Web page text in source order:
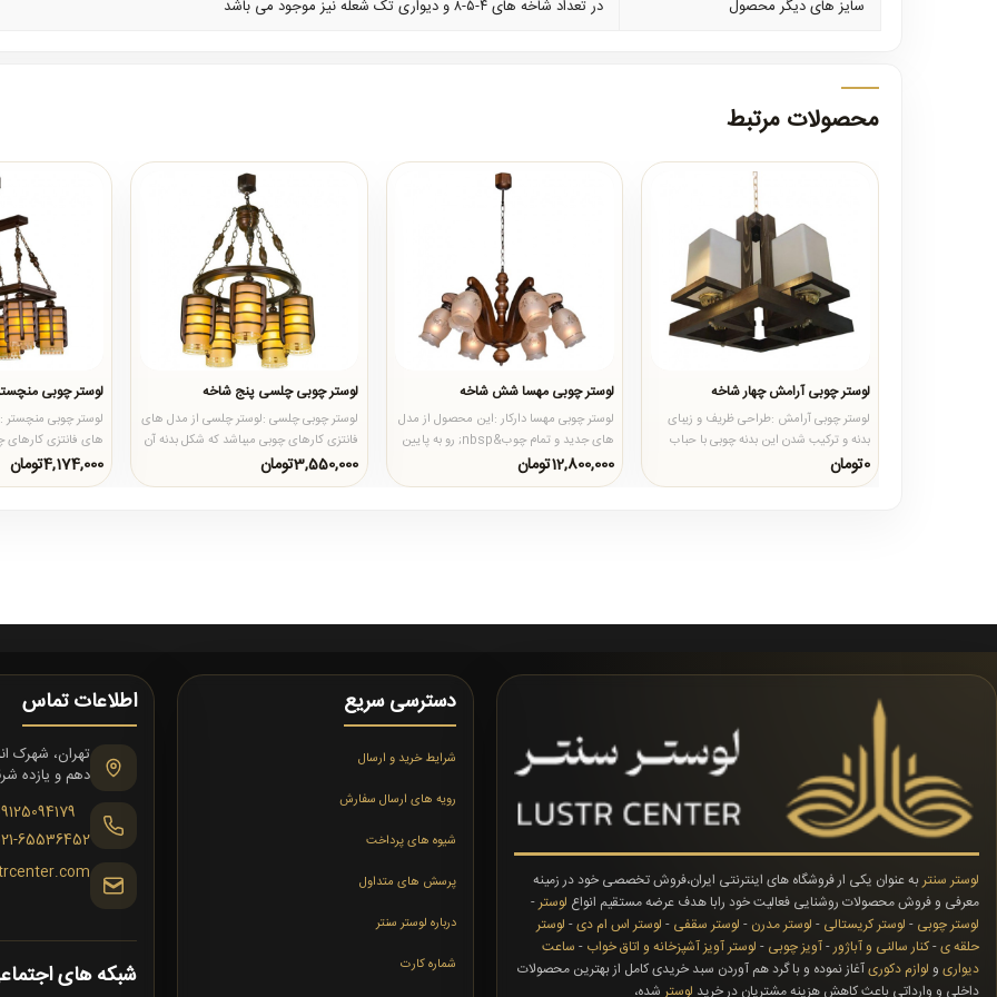
سایز های دیگر محصول
در تعداد شاخه های ۴-۵-۸ و دیواری تک شعله نیز موجود می باشد
محصولات مرتبط
لوستر چوبی آرامش چهار شاخه
لوستر چوبی آرامش :طراحی ظریف و زیبای
بدنه و ترکیب شدن این بدنه چوبی با حباب
های مربع شکل نظم و هماهن..
0تومان
لوستر چوبی مهسا شش شاخه
لوستر چوبی مهسا دارکار :این محصول از مدل
های جدید و تمام چوب&nbsp; رو به پایین
کارهای چوبی میباشد که..
12,800,000تومان
لوستر چوبی چلسی پنج شاخه
لوستر چوبی چلسی :لوستر چلسی از مدل های
فانتزی کارهای چوبی میباشد که شکل بدنه آن
به صورت گرد طراحی شد..
3,550,000تومان
لوستر چوبی
لوستر چوبی منچستر
های فانتزی
بدنه آن به صورت
4,174,000تومان
لوستر سنتربه عنوان یکی ار فروشگاه های اینترنتی ایران،فروش تخصصی خود در زمینه
معرفی و فروش محصولات روشنایی فعالیت خود رابا هدف عرضه مستقیم انواع لوستر-
لوستر چوبی - لوستر کریستالی - لوستر مدرن - لوستر سقفی - لوستر اس ام دی- لوستر
حلقه ی-کنار سالنی و آباژور-آویز چوبی - لوستر آویز آشپزخانه و اتاق خواب - ساعت
دیواری و لوازم دکوریآغاز نموده و با گرد هم آوردن سبد خریدی کامل از بهترین محصولات
داخلی و وارداتی باعث کاهش هزینه مشتریان در خرید لوستر شده،
دسترسی سریع
شرایط خرید و ارسال
رویه های ارسال سفارش
شیوه های پرداخت
پرسش های متداول
درباره لوستر سنتر
شماره کارت
اطلاعات تماس
دهم و یازده
65536452
شبکه های